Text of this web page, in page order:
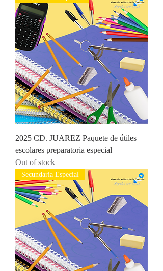
2025 CD. JUAREZ Paquete de útiles
escolares preparatoria especial
Out of stock
Secundaria Especial